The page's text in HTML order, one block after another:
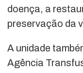
doença, a
preservação da
A unidade
Agência